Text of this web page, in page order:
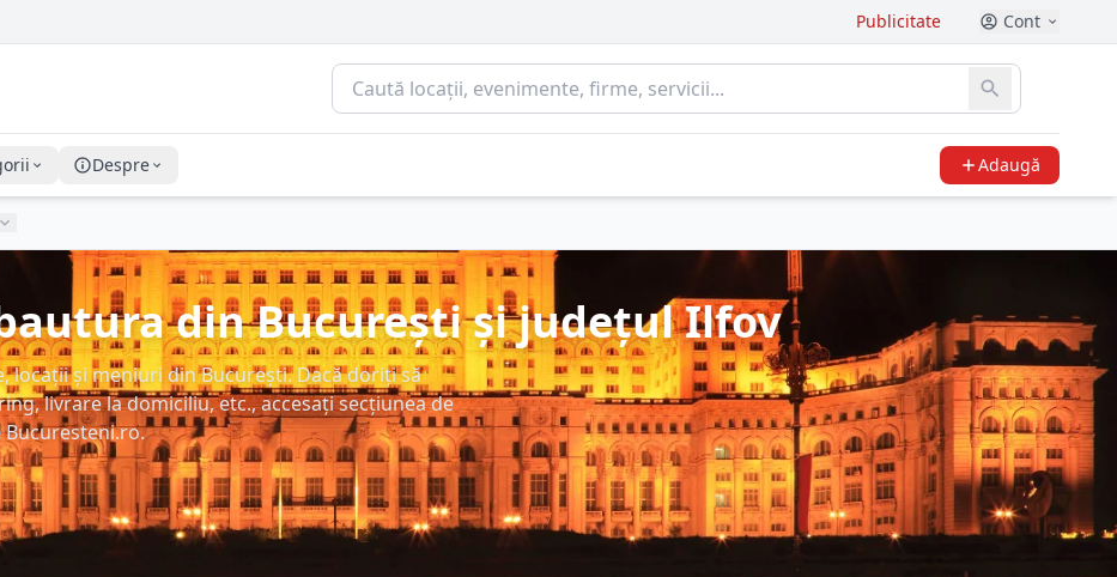
Publicitate Cont
Despre Adaugă
din București și județul Ilfov
locații și meniuri din București. Dacă doriți să
livrare la domiciliu, etc., accesați secțiunea de